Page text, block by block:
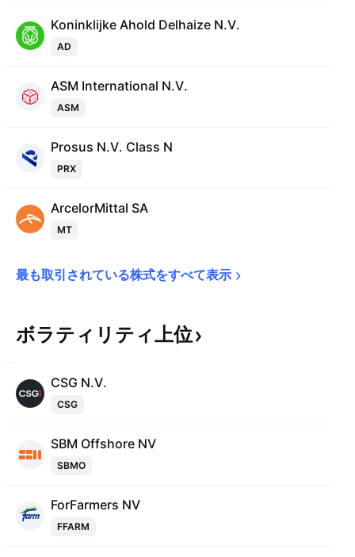
Koninklijke Ahold Delhaize N.V.
AD
ASM International N.V.
ASM
Prosus N.V. Class N
PRX
ArcelorMittal SA
MT
最も取引されている株式をすべて表示
ボラティリティ上位
CSG N.V.
CSG
SBM Offshore NV
SBMO
ForFarmers NV
FFARM